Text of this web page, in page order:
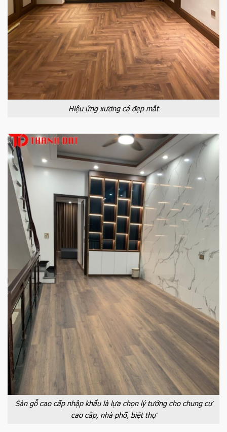
Hiệu ứng xương cá đẹp mắt
Sàn gỗ cao cấp nhập khẩu là lựa chọn lý tưởng cho chung cư
cao cấp, nhà phố, biệt thự